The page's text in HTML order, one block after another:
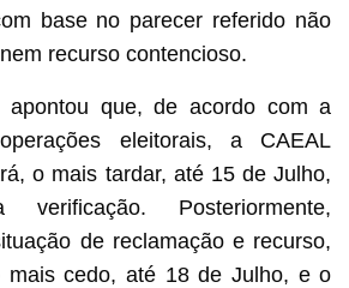
base no parecer referido não
recurso contencioso.
apontou que, de acordo com a
eleitorais, a CAEAL
o mais tardar, até 15 de Julho,
Posteriormente,
de reclamação e recurso,
mais cedo, até 18 de Julho, e o